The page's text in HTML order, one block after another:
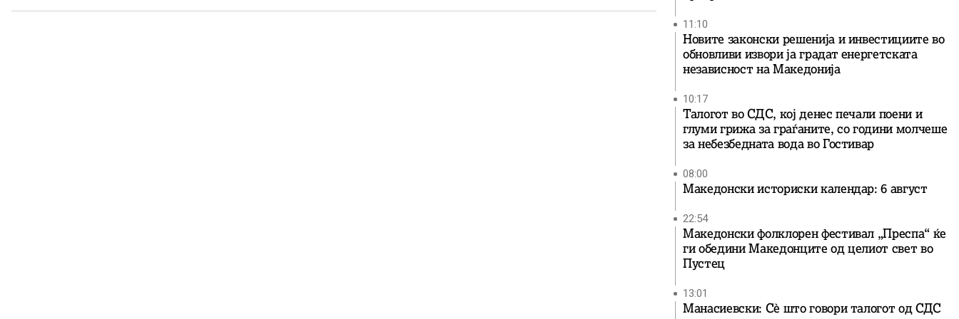
11:10
Новите законски решенија и инвестициите во
обновливи извори ја градат енергетската
независност на Македонија
10:17
Талогот во СДС, кој денес печали поени и
глуми грижа за граѓаните, со години молчеше
за небезбедната вода во Гостивар
08:00
Македонски историски календар: 6 август
22:54
Македонски фолклорен фестивал „Преспа“ ќе
ги обедини Македонците од целиот свет во
Пустец
13:01
Манасиевски: Сè што говори талогот од СДС